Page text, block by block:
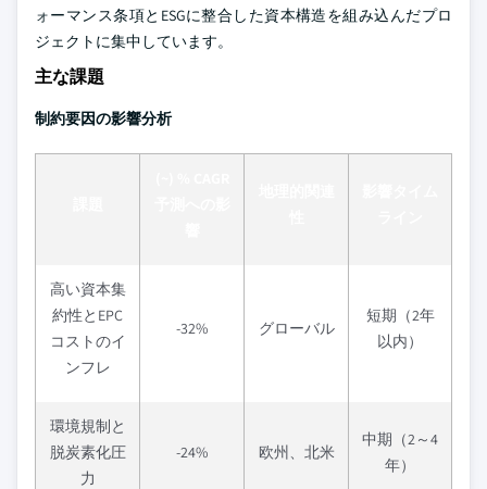
ォーマンス条項とESGに整合した資本構造を組み込んだプロ
ジェクトに集中しています。
主な課題
制約要因の影響分析
高い資本集
約性とEPC
コストのイ
ンフレ
-32% グローバル
短期（2年
以内）
環境規制と
脱炭素化圧
力
-24% 欧州、北米
中期（2～4
年）